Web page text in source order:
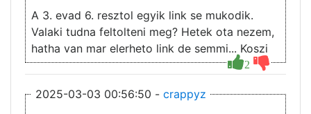
2
A 3. evad 6. resztol egyik link se mukodik.
Valaki tudna feltolteni meg? Hetek ota nezem,
hatha van mar elerheto link de semmi... Koszi
2025-03-03 00:56:50 - crappyz